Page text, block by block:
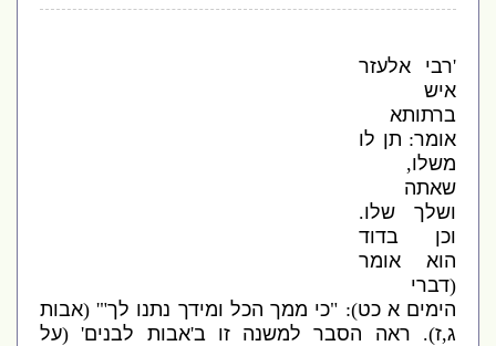
רבי אלעזר
איש
ברתותא
אומר: תן לו
משלו,
שאתה
ושלך שלו.
וכן בדוד
הוא אומר
דברי
הימים א כט): "כי ממך הכל ומידך נתנו לך"' (אבות
ז).ראה הסבר למשנה זו ב אבות לבנים' ( על